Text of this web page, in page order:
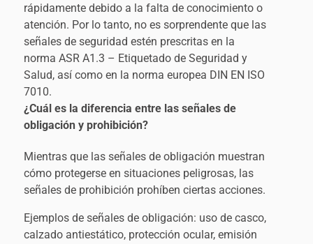
rápidamente debido a la falta de conocimiento o
atención. Por lo tanto, no es sorprendente que las
señales de seguridad estén prescritas en la
norma ASR A1.3 – Etiquetado de Seguridad y
Salud, así como en la norma europea DIN EN ISO
7010.
¿Cuál es la diferencia entre las señales de
obligación y prohibición?
Mientras que las señales de obligación muestran
cómo protegerse en situaciones peligrosas, las
señales de prohibición prohíben ciertas acciones.
Ejemplos de señales de obligación: uso de casco,
calzado antiestático, protección ocular, emisión